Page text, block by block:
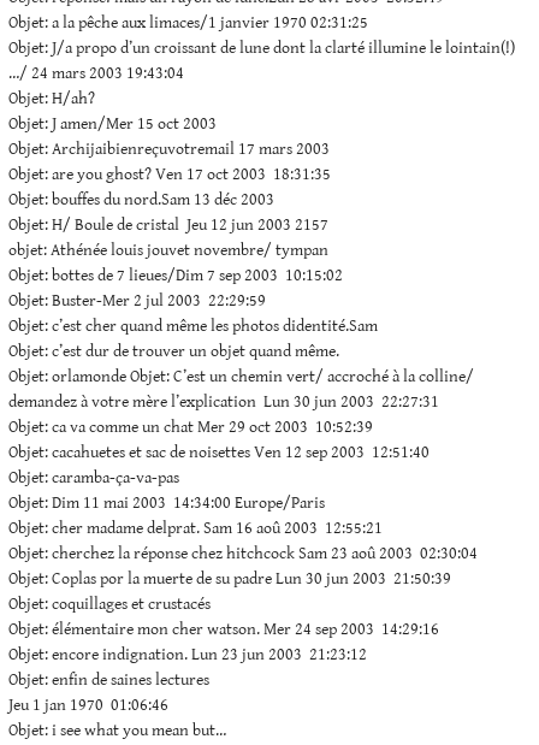
Objet: a la pêche aux limaces/1 janvier 1970 02:31:25
Objet: J/a propo d’un croissant de lune dont la clarté illumine le lointain(!)
…/ 24 mars 2003 19:43:04
Objet: H/ah?
Objet: J amen/Mer 15 oct 2003
Objet: Archijaibienreçuvotremail 17 mars 2003
Objet: are you ghost? Ven 17 oct 2003 18:31:35
Objet: bouffes du nord.Sam 13 déc 2003
Objet: H/ Boule de cristal Jeu 12 jun 2003 2157
objet: Athénée louis jouvet novembre/ tympan
Objet: bottes de 7 lieues/Dim 7 sep 2003 10:15:02
Objet: Buster-Mer 2 jul 2003 22:29:59
Objet: c’est cher quand même les photos didentité.Sam
Objet: c’est dur de trouver un objet quand même.
Objet: orlamonde Objet: C’est un chemin vert/ accroché à la colline/
demandez à votre mère l’explication Lun 30 jun 2003 22:27:31
Objet: ca va comme un chat Mer 29 oct 2003 10:52:39
Objet: cacahuetes et sac de noisettes Ven 12 sep 2003 12:51:40
Objet: caramba-ça-va-pas
Objet: Dim 11 mai 2003 14:34:00 Europe/Paris
Objet: cher madame delprat. Sam 16 aoû 2003 12:55:21
Objet: cherchez la réponse chez hitchcock Sam 23 aoû 2003 02:30:04
Objet: Coplas por la muerte de su padre Lun 30 jun 2003 21:50:39
Objet: coquillages et crustacés
Objet: élémentaire mon cher watson. Mer 24 sep 2003 14:29:16
Objet: encore indignation. Lun 23 jun 2003 21:23:12
Objet: enfin de saines lectures
Jeu 1 jan 1970 01:06:46
Objet: i see what you mean but…